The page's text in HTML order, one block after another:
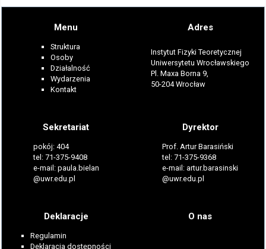
Menu
Struktura
Osoby
Działalność
Wydarzenia
Kontakt
Adres
Instytut Fizyki Teoretycznej
Uniwersytetu Wrocławskiego
Pl. Maxa Borna 9,
50-204 Wrocław
Sekretariat
pokój: 404
tel: 71-375-9408
e-mail: paula.bielan
@uwr.edu.pl
Dyrektor
Prof. Artur Barasiński
tel: 71-375-9368
e-mail: artur.barasinski
@uwr.edu.pl
Deklaracje
Regulamin
Deklaracja dostępności
O nas